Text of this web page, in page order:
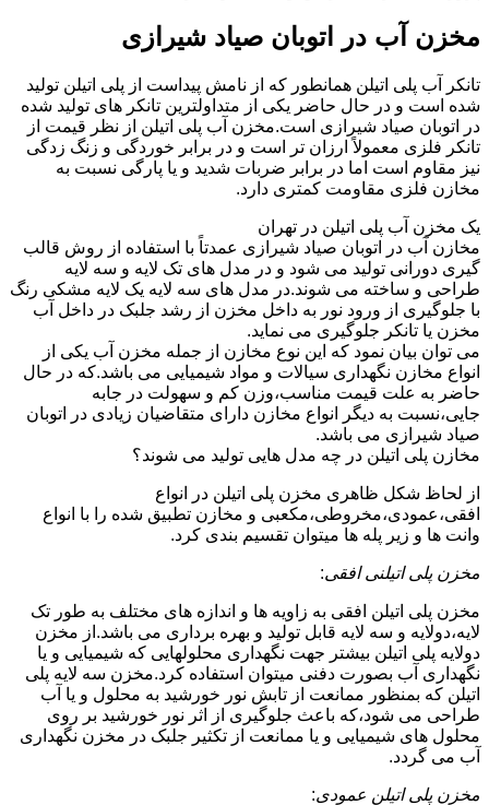
مخزن آب در اتوبان صیاد شیرازی
تانکر آب پلی اتیلن همانطور که از نامش پیداست از پلی اتیلن تولید
شده است و در حال حاضر یکی از متداولترین تانکر های تولید شده
در اتوبان صیاد شیرازی است.مخزن آب پلی اتیلن از نظر قیمت از
تانکر فلزی معمولاً ارزان تر است و در برابر خوردگی و زنگ زدگی
نیز مقاوم است اما در برابر ضربات شدید و یا پارگی نسبت به
مخازن فلزی مقاومت کمتری دارد.
یک مخزن آب پلی اتیلن در تهران
مخازن آب در اتوبان صیاد شیرازی عمدتاً با استفاده از روش قالب
گیری دورانی تولید می شود و در مدل های تک لایه و سه لایه
طراحی و ساخته می شوند.در مدل های سه لایه یک لایه مشکی رنگ
با جلوگیری از ورود نور به داخل مخزن از رشد جلبک در داخل آب
مخزن یا تانکر جلوگیری می نماید.
می توان بیان نمود که این نوع مخازن از جمله مخزن آب یکی از
انواع مخازن نگهداری سیالات و مواد شیمیایی می باشد.که در حال
حاضر به علت قیمت مناسب،وزن کم و سهولت در جابه
جایی،نسبت به دیگر انواع مخازن دارای متقاضیان زیادی در اتوبان
صیاد شیرازی می باشد.
مخازن پلی اتیلن در چه مدل هایی تولید می شوند؟
از لحاظ شکل ظاهری مخزن پلی اتیلن در انواع
افقی،عمودی،مخروطی،مکعبی و مخازن تطبیق شده را با انواع
وانت ها و زیر پله ها میتوان تقسیم بندی کرد.
مخزن پلی اتیلنی افقی:
مخزن پلی اتیلن افقی به زاویه ها و اندازه های مختلف به طور تک
لایه،دولایه و سه لایه قابل تولید و بهره برداری می باشد.از مخزن
دولایه پلی اتیلن بیشتر جهت نگهداری محلولهایی که شیمیایی و یا
نگهداری آب بصورت دفنی میتوان استفاده کرد.مخزن سه لایه پلی
اتیلن که بمنظور ممانعت از تابش نور خورشید به محلول و یا آب
طراحی می شود،که باعث جلوگیری از اثر نور خورشید بر روی
محلول های شیمیایی و یا ممانعت از تکثیر جلبک در مخزن نگهداری
آب می گردد.
مخزن پلی اتیلن عمودی: